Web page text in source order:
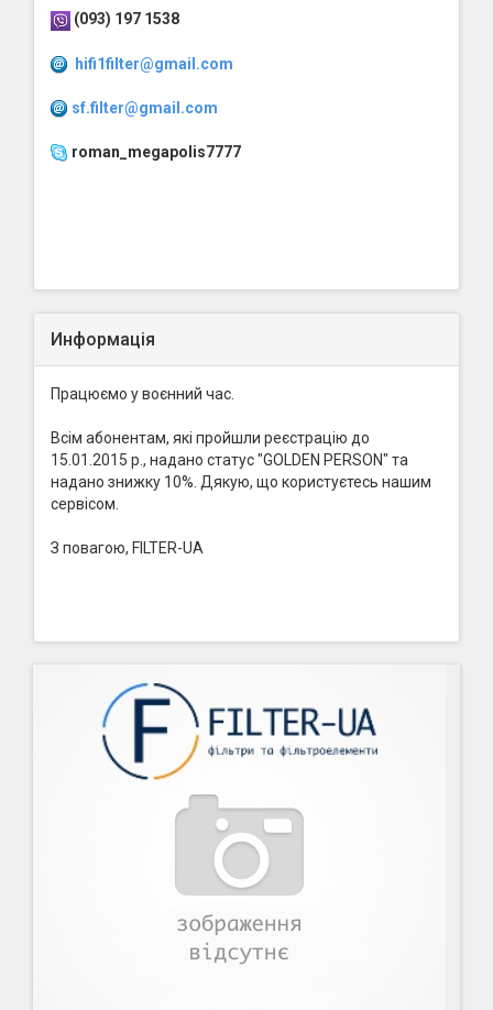
(093) 197 1538
hifi1filter@gmail.com
sf.filter@gmail.com
roman_megapolis7777
Информація
Працюємо у воєнний час.
Всім абонентам, які пройшли реєстрацію до
15.01.2015 р., надано статус "GOLDEN PERSON" та
надано знижку 10%. Дякую, що користуєтесь нашим
сервісом.
З повагою, FILTER-UA